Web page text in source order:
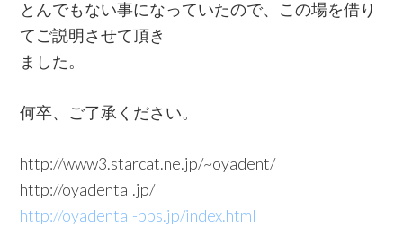
とんでもない事になっていたので、この場を借り
てご説明させて頂き
ました。
何卒、ご了承ください。
http://www3.starcat.ne.jp/~oyadent/
http://oyadental.jp/
http://oyadental-bps.jp/index.html